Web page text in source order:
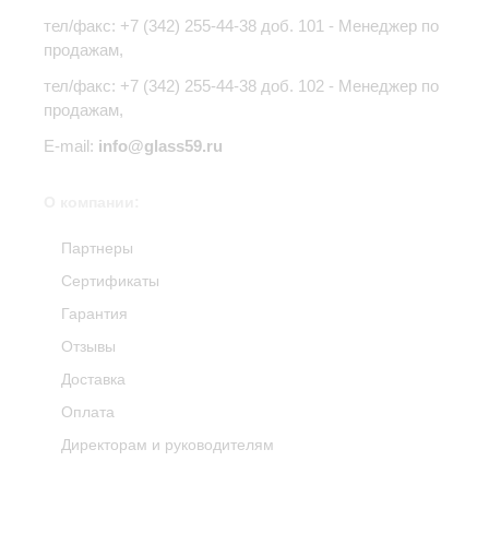
тел/факс: +7 (342) 255-44-38 доб. 101 - Менеджер по
продажам,
тел/факс: +7 (342) 255-44-38 доб. 102 - Менеджер по
продажам,
E-mail: info@glass59.ru
Партнеры
Сертификаты
Гарантия
Отзывы
Доставка
Оплата
Директорам и руководителям